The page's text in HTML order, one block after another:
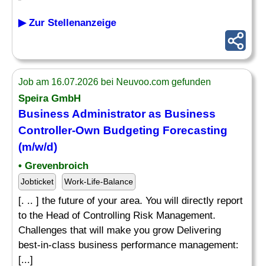
▶ Zur Stellenanzeige
Job am 16.07.2026 bei Neuvoo.com gefunden
Speira GmbH
Business Administrator as Business
Controller-Own Budgeting Forecasting
(m/w/d)
• Grevenbroich
Jobticket Work-Life-Balance
[. .. ] the future of your area. You will directly report
to the Head of Controlling Risk Management.
Challenges that will make you grow Delivering
best-in-class business performance management:
[...]